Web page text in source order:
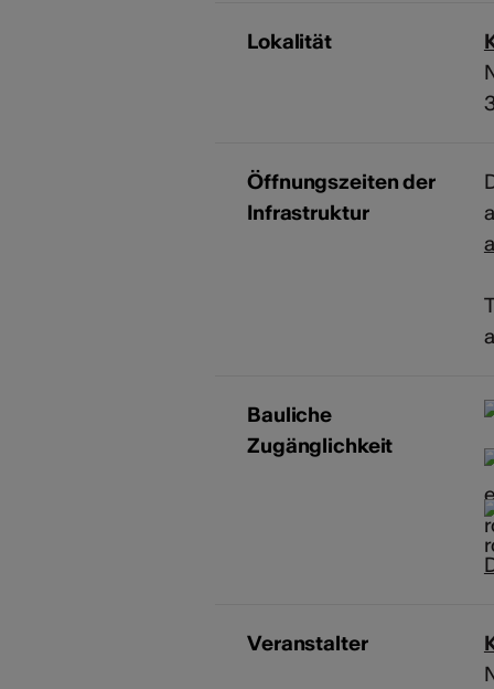
Lokalität
Öffnungszeiten der
Infrastruktur
Bauliche
Zugänglichkeit
Veranstalter